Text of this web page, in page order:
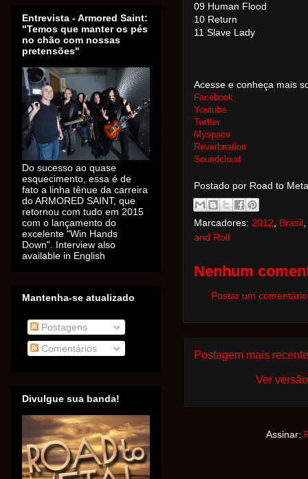
09 Human Flood
10 Return
11 Slave Lady
Acesse e conheça mais
Facebook
Youtube
Twitter
Myspace
Reverbnation
Soundcloud
Postado por Road to
Marcadores: 2012 Brasil
and Roll
Nenhum
Postar um comentário
Postagem mais recente
Ver
Assinar:
Entrevista - Armored Saint:
"Temos que manter os pés
no chão com nossas
pretensões"
Do sucesso ao quase
esquecimento, essa é de
fato a linha tênue da carreira
do ARMORED SAINT, que
retornou com tudo em 2015
com o lançamento do
excelente "Win Hands
Down". Interview also
available in English
Mantenha-se atualizado
Postagens
Comentários
Divulgue sua banda!